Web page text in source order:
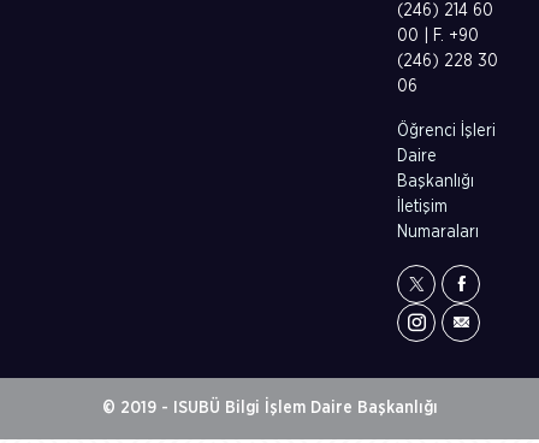
(246) 214 60
00 | F. +90
(246) 228 30
06
Öğrenci İşleri
Daire
Başkanlığı
İletişim
Numaraları
© 2019 - ISUBÜ Bilgi İşlem Daire Başkanlığı